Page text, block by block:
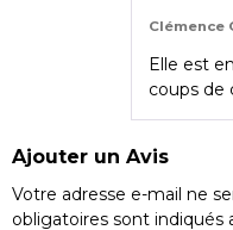
Clémence
Elle est
coups de
Ajouter un Avis
Votre adresse e-mail ne
obligatoires sont indiqués